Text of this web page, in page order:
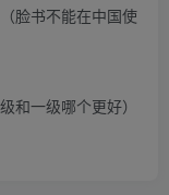
脸书不能在中国使
和一级哪个更好）